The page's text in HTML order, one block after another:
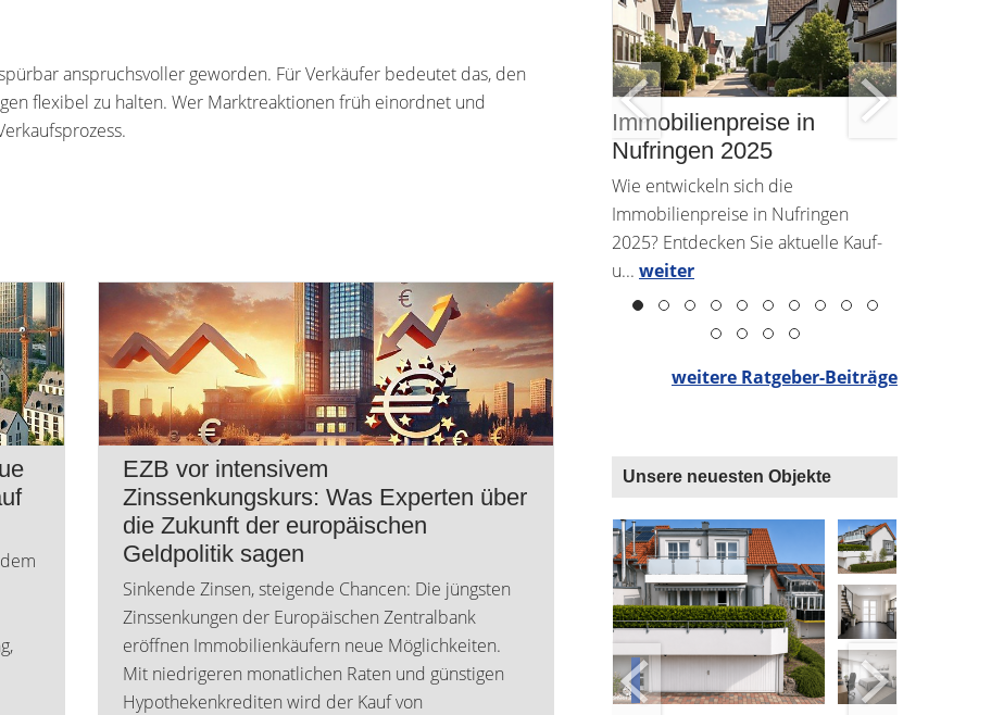
anspruchsvoller geworden. Für Verkäufer bedeutet das, den
flexibel zu halten. Wer Marktreaktionen früh einordnet und
EZB vor intensivem
Zinssenkungskurs: Was Experten über
die Zukunft der europäischen
Geldpolitik sagen
Sinkende Zinsen, steigende Chancen: Die jüngsten
Zinssenkungen der Europäischen Zentralbank
eröffnen Immobilienkäufern neue Möglichkeiten.
Mit niedrigeren monatlichen Raten und günstigen
Hypothekenkrediten wird der Kauf von
Immobilienpreise in
Nufringen 2025
Wie entwickeln sich die
Immobilienpreise in Nufringen
2025? Entdecken Sie aktuelle Kauf-
u... weiter
weitere Ratgeber-Beiträge
Unsere neuesten Objekte